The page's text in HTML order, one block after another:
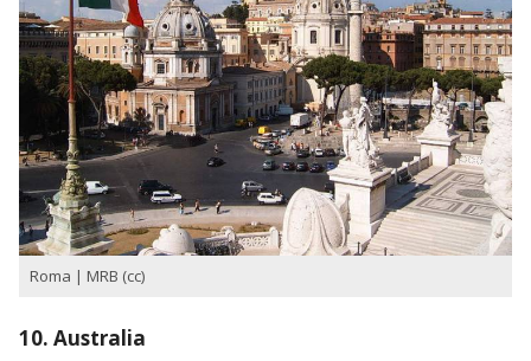
Roma | MRB (cc)
10. Australia